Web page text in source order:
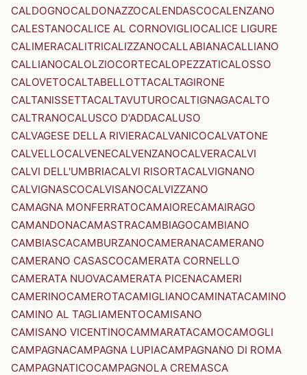
CALDOGNOCALDONAZZOCALENDASCOCALENZANO
CALESTANOCALICE AL CORNOVIGLIOCALICE LIGURE
CALIMERACALITRICALIZZANOCALLABIANACALLIANO
CALLIANOCALOLZIOCORTECALOPEZZATICALOSSO
CALOVETOCALTABELLOTTACALTAGIRONE
CALTANISSETTACALTAVUTUROCALTIGNAGACALTO
CALTRANOCALUSCO D'ADDACALUSO
CALVAGESE DELLA RIVIERACALVANICOCALVATONE
CALVELLOCALVENECALVENZANOCALVERACALVI
CALVI DELL'UMBRIACALVI RISORTACALVIGNANO
CALVIGNASCOCALVISANOCALVIZZANO
CAMAGNA MONFERRATOCAMAIORECAMAIRAGO
CAMANDONACAMASTRACAMBIAGOCAMBIANO
CAMBIASCACAMBURZANOCAMERANACAMERANO
CAMERANO CASASCOCAMERATA CORNELLO
CAMERATA NUOVACAMERATA PICENACAMERI
CAMERINOCAMEROTACAMIGLIANOCAMINATACAMINO
CAMINO AL TAGLIAMENTOCAMISANO
CAMISANO VICENTINOCAMMARATACAMOCAMOGLI
CAMPAGNACAMPAGNA LUPIACAMPAGNANO DI ROMA
CAMPAGNATICOCAMPAGNOLA CREMASCA